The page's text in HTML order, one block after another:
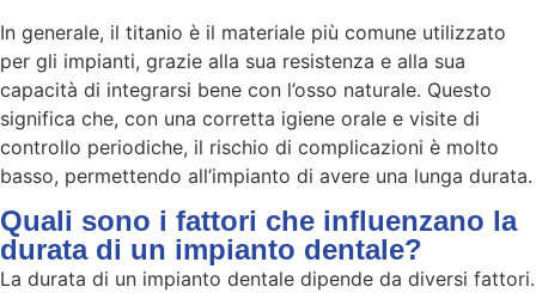
In generale, il titanio è il materiale più comune utilizzato
per gli impianti, grazie alla sua resistenza e alla sua
capacità di integrarsi bene con l’osso naturale. Questo
significa che, con una corretta igiene orale e visite di
controllo periodiche, il rischio di complicazioni è molto
basso, permettendo all’impianto di avere una lunga durata.
Quali sono i fattori che influenzano la
durata di un impianto dentale?
La durata di un impianto dentale dipende da diversi fattori.